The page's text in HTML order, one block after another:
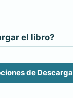
el libro?
de Descarga